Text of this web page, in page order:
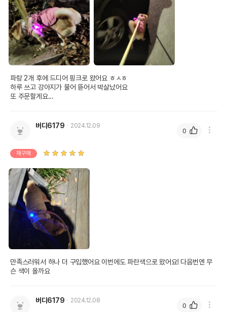
파랑 2개 후에 드디어 핑크로 왔어요 ㅎㅅㅎ
하루 쓰고 강아지가 물어 뜯어서 박살났어요
또 주문할게요...
버디6179 2024.12.09
재구매
만족스러워서 하나 더 구입했어요 이번에도 파란색으로 왔어요! 다음번엔 무
슨 색이 올까요
0
버디6179 2024.12.08
0